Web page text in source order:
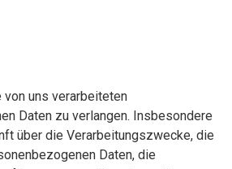
von uns verarbeiteten
Daten zu verlangen. Insbesondere
über die Verarbeitungszwecke, die
Daten, die